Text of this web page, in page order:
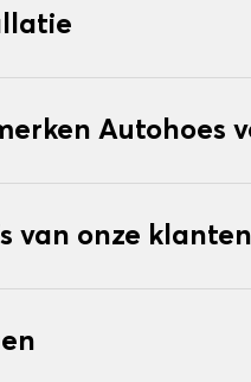
Autohoes
van onze klanten